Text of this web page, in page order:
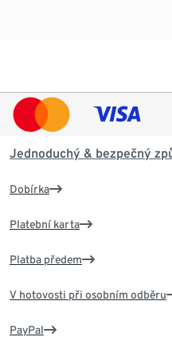
Jednoduchý & bezpečný
Dobírka
Platební karta
Platba předem
V hotovosti při osobním odběru
PayPal